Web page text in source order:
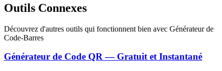
Outils Connexes
Découvrez d'autres outils qui fonctionnent bien avec Générateur de
Code-Barres
Générateur de Code QR — Gratuit et Instantané